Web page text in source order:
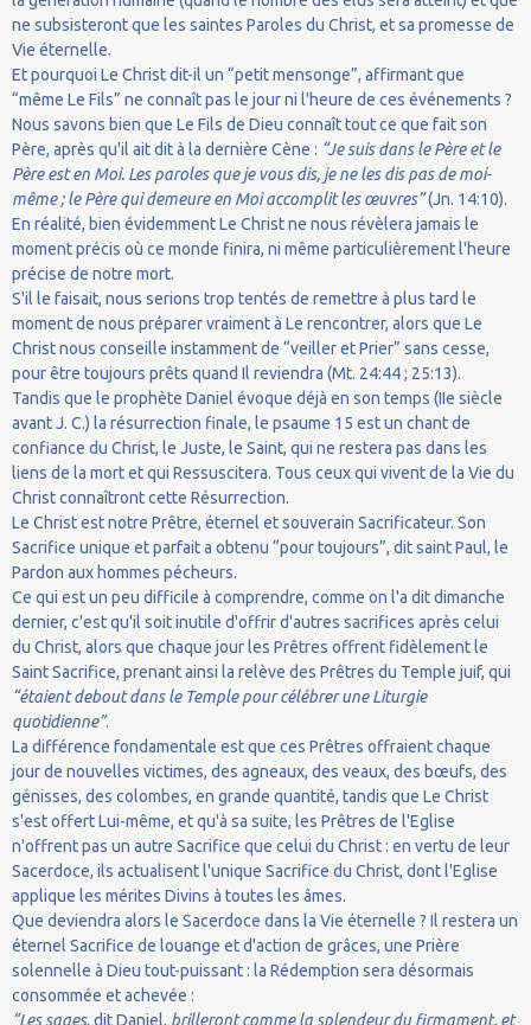
ne subsisteront que les saintes Paroles du Christ, et sa promesse de
Vie éternelle.
Et pourquoi Le Christ dit-il un “petit mensonge”, affirmant que
“même Le Fils” ne connaît pas le jour ni l'heure de ces événements ?
Nous savons bien que Le Fils de Dieu connaît tout ce que fait son
Père, après qu'il ait dit à la dernière Cène : “Je suis dans le Père et le
Père est en Moi. Les paroles que je vous dis, je ne les dis pas de moi-
même ; le Père qui demeure en Moi accomplit les œuvres”(Jn. 14:10).
En réalité, bien évidemment Le Christ ne nous révèlera jamais le
moment précis où ce monde finira, ni même particulièrement l'heure
précise de notre mort.
S'il le faisait, nous serions trop tentés de remettre à plus tard le
moment de nous préparer vraiment à Le rencontrer, alors que Le
Christ nous conseille instamment de “veiller et Prier” sans cesse,
pour être toujours prêts quand Il reviendra (Mt. 24:44 ; 25:13).
Tandis que le prophète Daniel évoque déjà en son temps (IIe siècle
avant J. C.) la résurrection finale, le psaume 15 est un chant de
confiance du Christ, le Juste, le Saint, qui ne restera pas dans les
liens de la mort et qui Ressuscitera. Tous ceux qui vivent de la Vie du
Christ connaîtront cette Résurrection.
Le Christ est notre Prêtre, éternel et souverain Sacrificateur. Son
Sacrifice unique et parfait a obtenu “pour toujours”, dit saint Paul, le
Pardon aux hommes pécheurs.
Ce qui est un peu difficile à comprendre, comme on l'a dit dimanche
dernier, c'est qu'il soit inutile d'offrir d'autres sacrifices après celui
du Christ, alors que chaque jour les Prêtres offrent fidèlement le
Saint Sacrifice, prenant ainsi la relève des Prêtres du Temple juif, qui
“étaient debout dans le Temple pour célébrer une Liturgie
quotidienne”.
La différence fondamentale est que ces Prêtres offraient chaque
jour de nouvelles victimes, des agneaux, des veaux, des bœufs, des
génisses, des colombes, en grande quantité, tandis que Le Christ
s'est offert Lui-même, et qu'à sa suite, les Prêtres de l'Eglise
n'offrent pas un autre Sacrifice que celui du Christ : en vertu de leur
Sacerdoce, ils actualisent l'unique Sacrifice du Christ, dont l'Eglise
applique les mérites Divins à toutes les âmes.
Que deviendra alors le Sacerdoce dans la Vie éternelle ? Il restera un
éternel Sacrifice de louange et d'action de grâces, une Prière
solennelle à Dieu tout-puissant : la Rédemption sera désormais
consommée et achevée :
“Les sages, dit Daniel, brilleront comme la splendeur du firmament, et